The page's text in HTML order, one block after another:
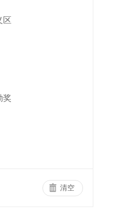
区
奖
清空